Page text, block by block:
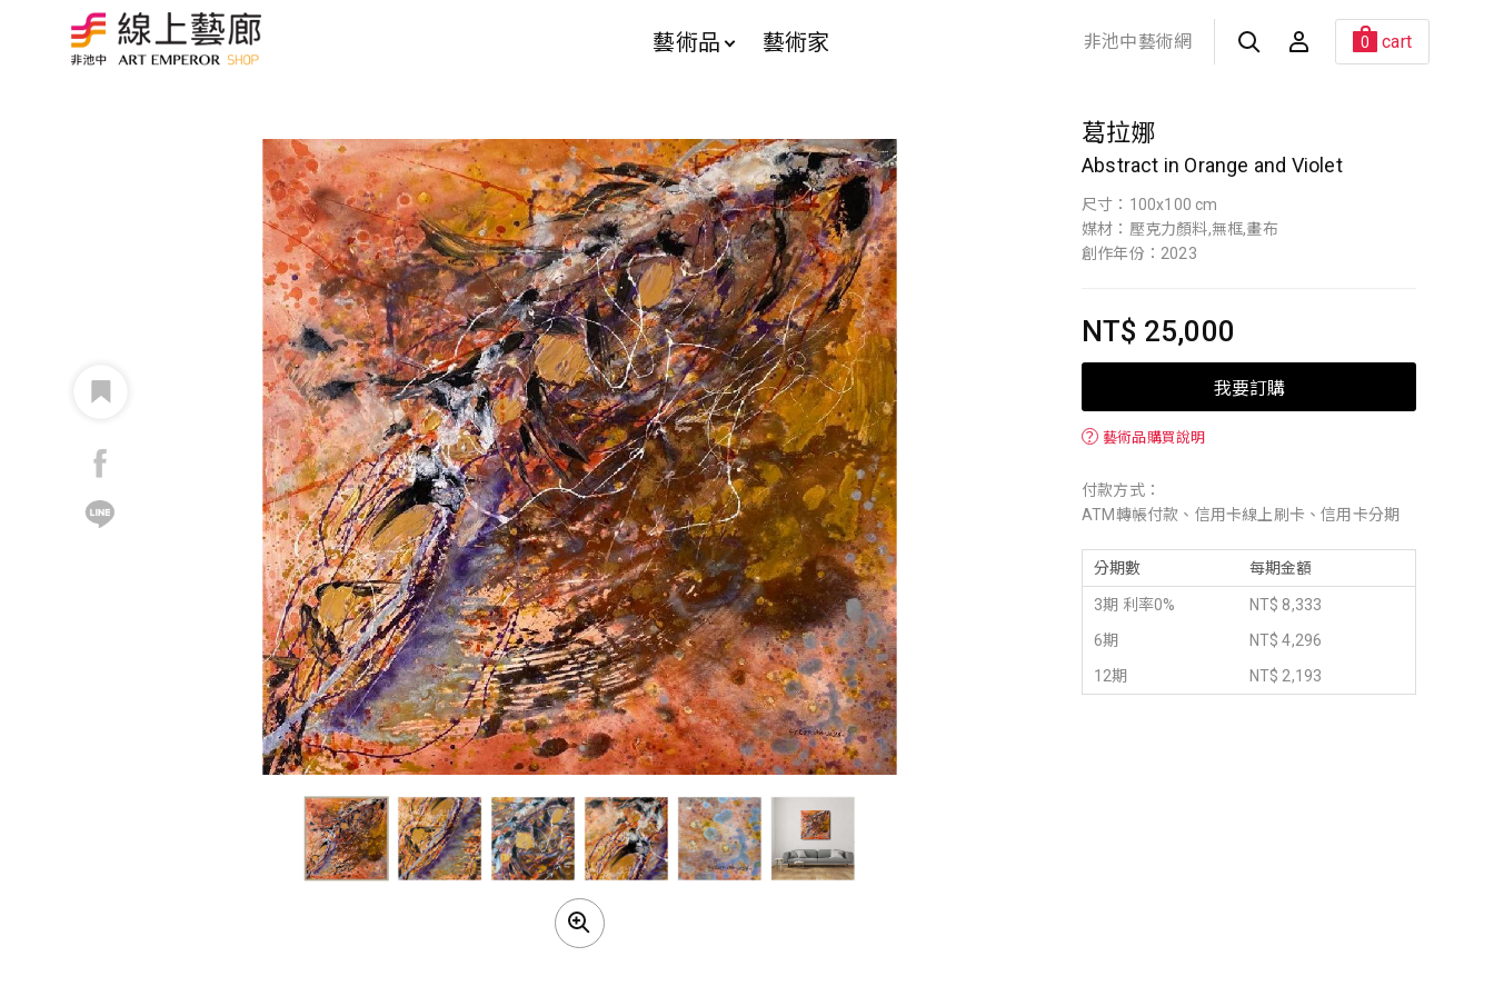
藝術品 藝術家 非池中藝術網 0 cart
葛拉娜
Abstract in Orange and Violet
尺寸：100x100 cm
媒材：壓克力顏料,無框,畫布
創作年份：2023
NT$ 25,000
我要訂購
？ 藝術品購買說明
付款方式：
ATM轉帳付款、信用卡線上刷卡、信用卡分期
分期數 每期金額
3期 利率0%
NT$ 8,333
6期
NT$ 4,296
12期
NT$ 2,193